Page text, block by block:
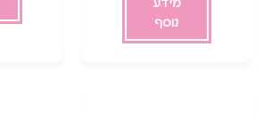
מידע
נוסף